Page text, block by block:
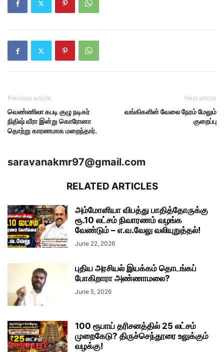
Previous article
வெண்ணிலா கபடி குழு நடிகர்
நிதிஷ் வீரா இன்று கொரோனா
தொற்று காரணமாக மறைந்தார்.
Next article
வங்கிகளின் வேலை நேரம் மேலும்
குறைப்பு
saravanakmr97@gmail.com
RELATED ARTICLES
அம்மோனியா விபத்து பாதித்தோருக்கு
ரூ.10 லட்சம் நிவாரணம் வழங்க
வேண்டும் – எ.வ.வேலு வலியுறுத்தல்!
June 22, 2026
புதிய அரசியல் இயக்கம் தொடங்கப்
போகிறாரா அண்ணாமலை?
June 5, 2026
100 ரூபாய் தரிசனத்தில் 25 லட்சம்
முறைகேடு? திருச்செந்தூரை உலுக்கும்
வழக்கு!